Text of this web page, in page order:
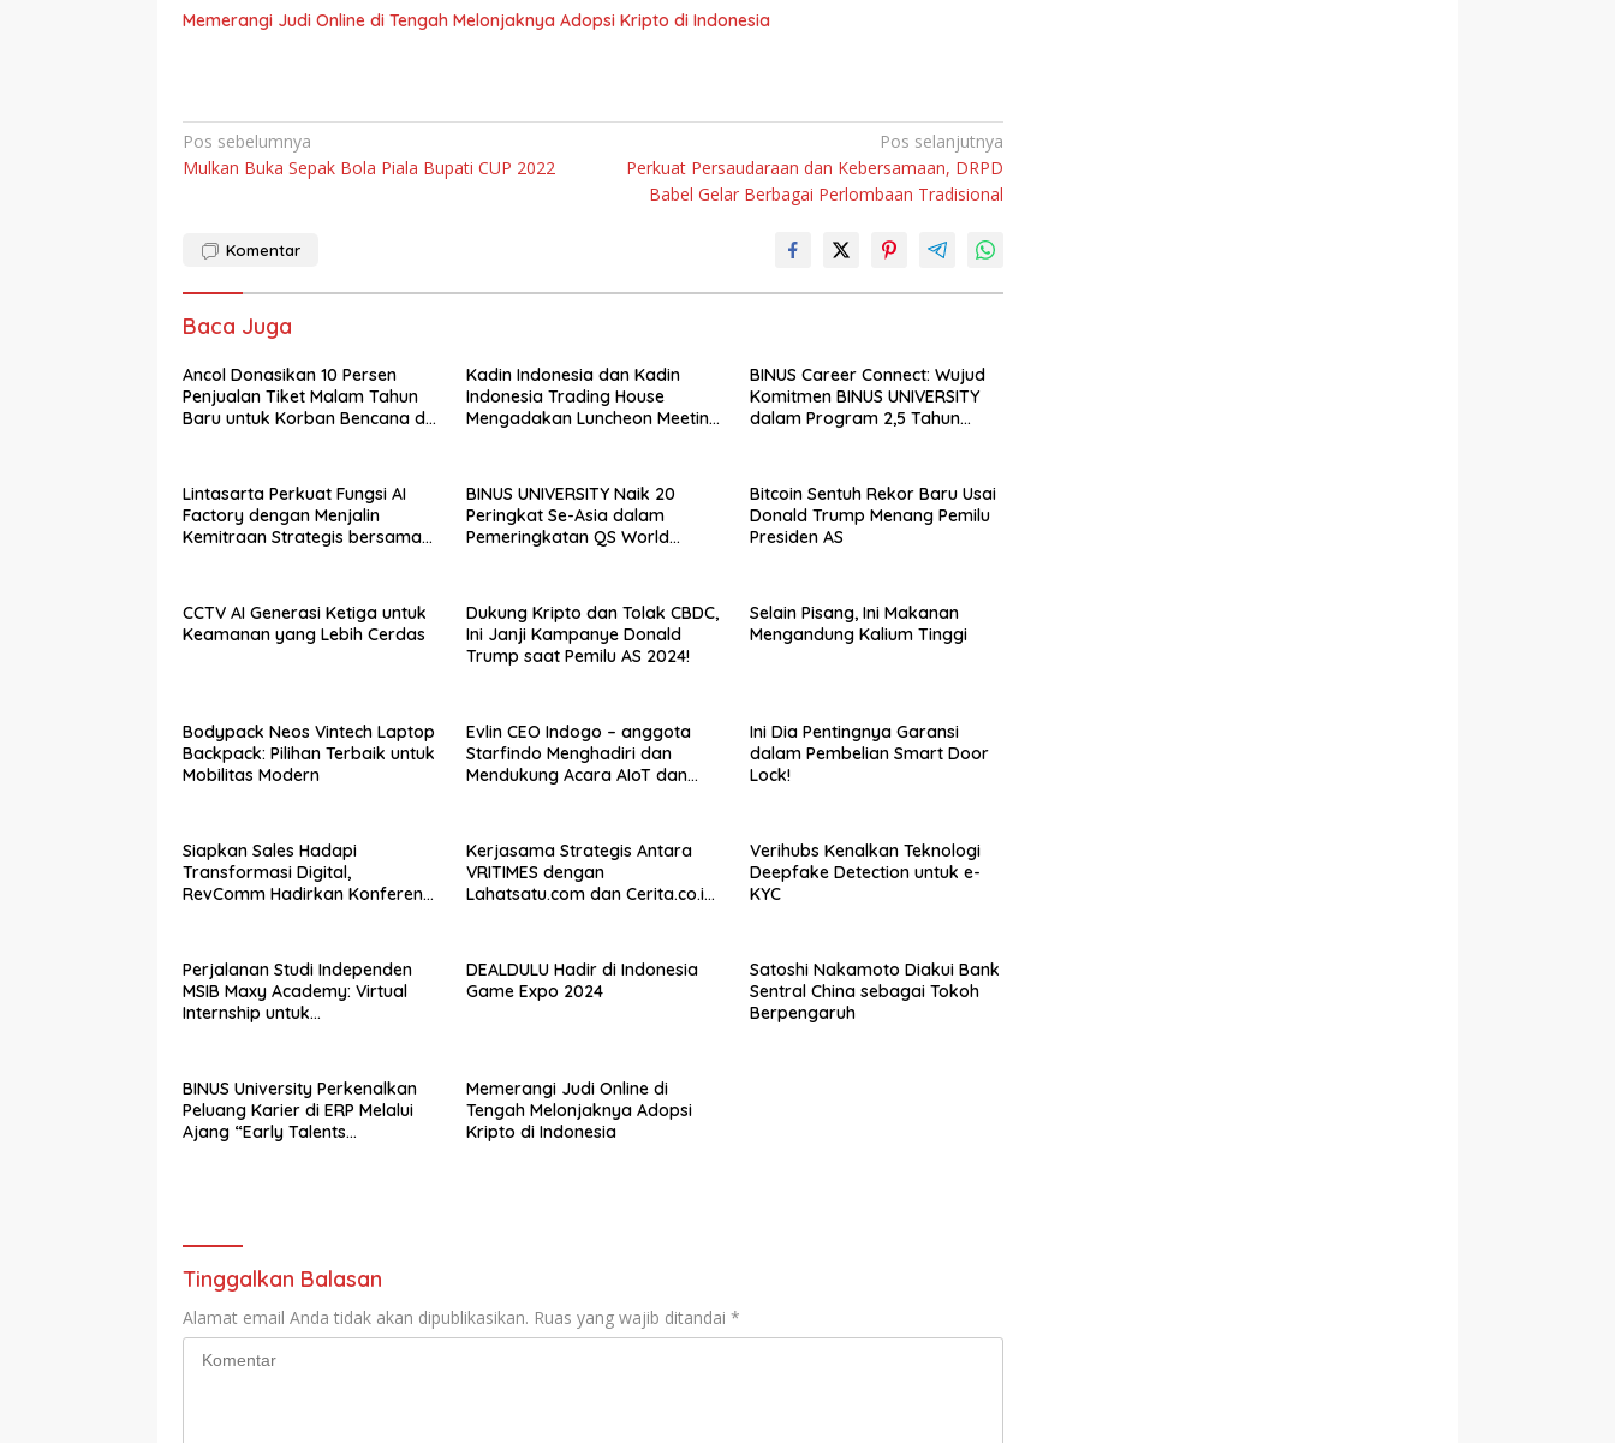
Memerangi Judi Online di Tengah Melonjaknya Adopsi Kripto di Indonesia
Navigasi
pos
Pos sebelumnya
Mulkan Buka Sepak Bola Piala Bupati CUP 2022
Pos selanjutnya
Perkuat Persaudaraan dan Kebersamaan, DRPD
Babel Gelar Berbagai Perlombaan Tradisional
Komentar
Baca Juga
Ancol Donasikan 10 Persen
Penjualan Tiket Malam Tahun
Baru untuk Korban Bencana di
Kadin Indonesia dan Kadin
Indonesia Trading House
Mengadakan Luncheon Meeting
Commerce and Industry
(SMCCI)
BINUS Career Connect: Wujud
Komitmen BINUS UNIVERSITY
dalam Program 2,5 Tahun
Lintasarta Perkuat Fungsi AI
Factory dengan Menjalin
Kemitraan Strategis bersama
BINUS UNIVERSITY Naik 20
Peringkat Se-Asia dalam
Pemeringkatan QS World
Bitcoin Sentuh Rekor Baru Usai
Donald Trump Menang Pemilu
Presiden AS
CCTV AI Generasi Ketiga untuk
Keamanan yang Lebih Cerdas
Dukung Kripto dan Tolak CBDC,
Ini Janji Kampanye Donald
Trump saat Pemilu AS 2024!
Selain Pisang, Ini Makanan
Mengandung Kalium Tinggi
Bodypack Neos Vintech Laptop
Backpack: Pilihan Terbaik untuk
Mobilitas Modern
Evlin CEO Indogo – anggota
Starfindo Menghadiri dan
Mendukung Acara AIoT dan
Ini Dia Pentingnya Garansi
dalam Pembelian Smart Door
Lock!
Siapkan Sales Hadapi
Transformasi Digital,
RevComm Hadirkan Konferensi
Kerjasama Strategis Antara
VRITIMES dengan
Lahatsatu.com dan Cerita.co.id
Verihubs Kenalkan Teknologi
Deepfake Detection untuk e-
KYC
Perjalanan Studi Independen
MSIB Maxy Academy: Virtual
Internship untuk
DEALDULU Hadir di Indonesia
Game Expo 2024
Satoshi Nakamoto Diakui Bank
Sentral China sebagai Tokoh
Berpengaruh
BINUS University Perkenalkan
Peluang Karier di ERP Melalui
Ajang “Early Talents
Memerangi Judi Online di
Tengah Melonjaknya Adopsi
Kripto di Indonesia
Tinggalkan Balasan
Alamat email Anda tidak akan dipublikasikan. Ruas yang wajib ditandai *